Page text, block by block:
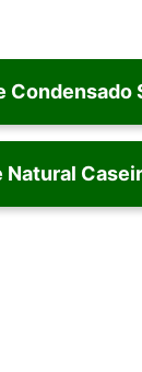
Natural